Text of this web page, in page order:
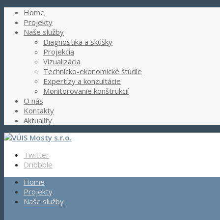
Home
Projekty
Naše služby
Diagnostika a skúšky
Projekcia
Vizualizácia
Technicko-ekonomické štúdie
Expertízy a konzultácie
Monitorovanie konštrukcií
O nás
Kontakty
Aktuality
Twitter
Dribbble
Home
Projekty
Naše služby